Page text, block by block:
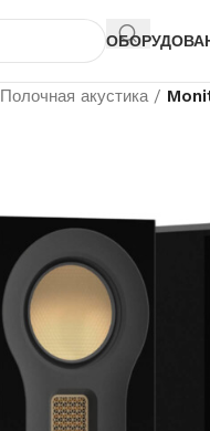
Полочная акустика/